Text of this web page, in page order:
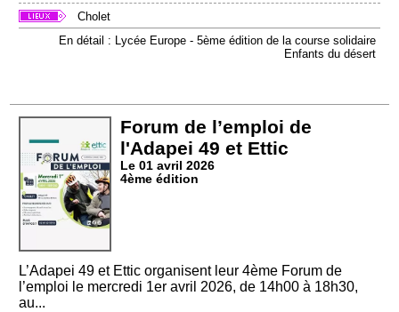
Cholet
En détail : Lycée Europe - 5ème édition de la course solidaire
Enfants du désert
Forum de l’emploi de
l'Adapei 49 et Ettic
Le 01 avril 2026
4ème édition
L’Adapei 49 et Ettic organisent leur 4ème Forum de
l’emploi le mercredi 1er avril 2026, de 14h00 à 18h30,
au...